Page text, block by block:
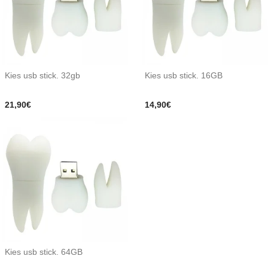
Kies usb stick. 32gb
21,90€
Kies usb stick. 16GB
14,90€
Kies usb stick. 64GB